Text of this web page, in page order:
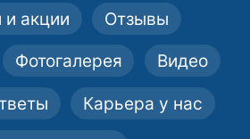
и акции Отзывы
Фотогалерея Видео
Карьера у нас